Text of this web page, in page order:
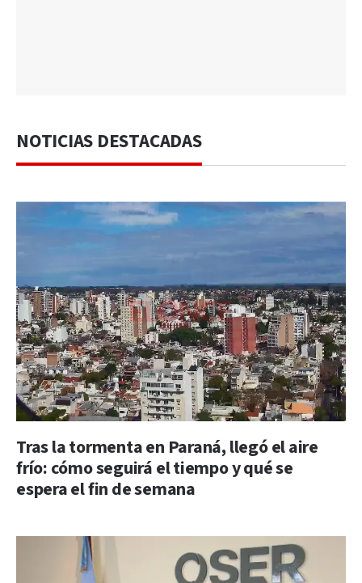
NOTICIAS DESTACADAS
Tras la tormenta en Paraná, llegó el aire
frío: cómo seguirá el tiempo y qué se
espera el fin de semana